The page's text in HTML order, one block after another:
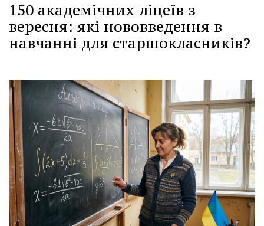
150 академічних ліцеїв з
вересня: які нововведення в
навчанні для старшокласників?